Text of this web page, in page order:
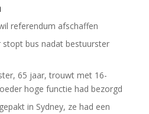
referendum afschaffen
stopt bus nadat bestuurster
65 jaar, trouwt met 16-
hoge functie had bezorgd
in Sydney, ze had een